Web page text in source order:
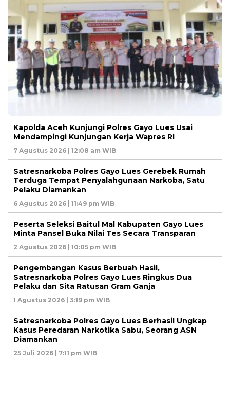
Kapolda Aceh Kunjungi Polres Gayo Lues Usai
Mendampingi Kunjungan Kerja Wapres RI
7 Agustus 2026 | 12:08 am WIB
Satresnarkoba Polres Gayo Lues Gerebek Rumah
Terduga Tempat Penyalahgunaan Narkoba, Satu
Pelaku Diamankan
6 Agustus 2026 | 11:49 pm WIB
Peserta Seleksi Baitul Mal Kabupaten Gayo Lues
Minta Pansel Buka Nilai Tes Secara Transparan
2 Agustus 2026 | 10:05 pm WIB
Pengembangan Kasus Berbuah Hasil,
Satresnarkoba Polres Gayo Lues Ringkus Dua
Pelaku dan Sita Ratusan Gram Ganja
1 Agustus 2026 | 3:19 pm WIB
Satresnarkoba Polres Gayo Lues Berhasil Ungkap
Kasus Peredaran Narkotika Sabu, Seorang ASN
Diamankan
25 Juli 2026 | 7:11 pm WIB